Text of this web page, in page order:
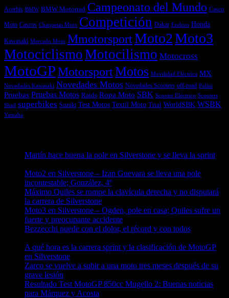
Acerbis BMW BMW Motorrad Campeonato del Mundo Casco
Moto Cascos Chaquetas Moto Competición Dakar Enduro Honda
Kawasaki Mercado Moto MmotorsportMoto2Moto3
MotociclismoMotocilismo Motocross
MotoGPMotorsportMotos Movilidad Eléctrica MX
Novedades Kawasaki Novedades Motos Novedades Scooters off-road Polini
Pruebas Pruebas Motos Raids Ropa Moto SBK Scooter Eléctrico Scooters
Shad superbikes Suzuki Test Motos Textil Moto Trial WorldSBK WSBK
Yamaha
Martín hace buena la pole en Silverstone y se lleva la sprint
Moto2 en Silverstone – Izan Guevara se lleva una pole
incontestable; González, 4º
Máximo Quiles se rompe la clavícula derecha y no disputará
la carrera de Silverstone
Moto3 en Silverstone – Ogden, pole en casa; Quiles sufre un
fuerte y preocupante accidente
Bezzecchi puede con el dolor, el récord y con todos
A qué hora es la carrera sprint y la clasificación de MotoGP
en Silverstone
Zarco se vuelve a subir a una moto tres meses después de su
grave lesión
Resultado Test MotoGP 850cc Mugello 2: Buenas noticias
para Márquez y Acosta